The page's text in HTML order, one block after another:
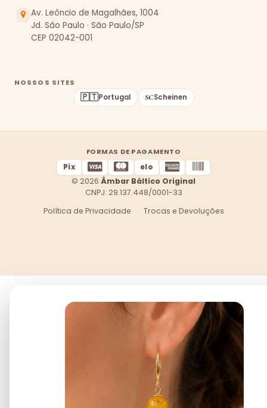
Av. Leôncio de Magalhães, 1004
Jd. São Paulo · São Paulo/SP
CEP 02042-001
NOSSOS SITES
🇵🇹Portugal Scheinen
FORMAS DE PAGAMENTO
Pix
elo
© 2026 Âmbar Báltico Original
CNPJ: 29.137.448/0001-33
Política de Privacidade
Trocas e Devoluções